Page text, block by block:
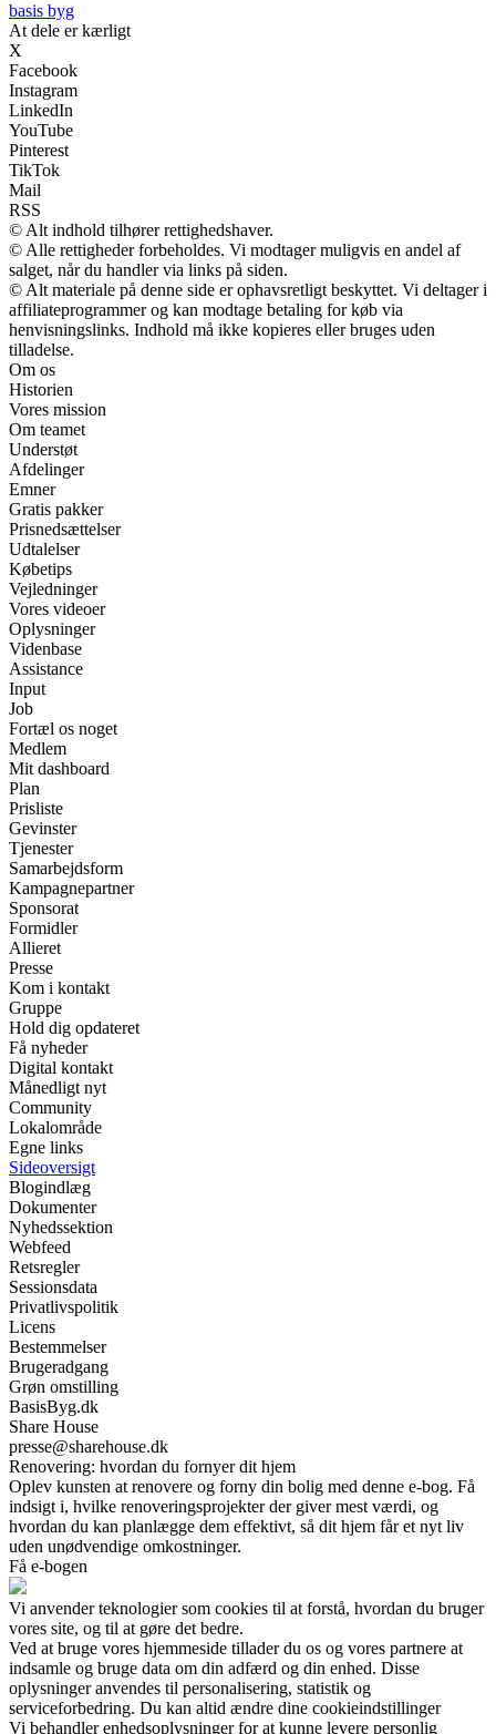
basis byg
At dele er kærligt
X
Facebook
Instagram
LinkedIn
YouTube
Pinterest
TikTok
Mail
RSS
© Alt indhold tilhører rettighedshaver.
© Alle rettigheder forbeholdes. Vi modtager muligvis en andel af
salget, når du handler via links på siden.
© Alt materiale på denne side er ophavsretligt beskyttet. Vi deltager i
affiliateprogrammer og kan modtage betaling for køb via
henvisningslinks. Indhold må ikke kopieres eller bruges uden
tilladelse.
Om os
Historien
Vores mission
Om teamet
Understøt
Afdelinger
Emner
Gratis pakker
Prisnedsættelser
Udtalelser
Købetips
Vejledninger
Vores videoer
Oplysninger
Videnbase
Assistance
Input
Job
Fortæl os noget
Medlem
Mit dashboard
Plan
Prisliste
Gevinster
Tjenester
Samarbejdsform
Kampagnepartner
Sponsorat
Formidler
Allieret
Presse
Kom i kontakt
Gruppe
Hold dig opdateret
Få nyheder
Digital kontakt
Månedligt nyt
Community
Lokalområde
Egne links
Sideoversigt
Blogindlæg
Dokumenter
Nyhedssektion
Webfeed
Retsregler
Sessionsdata
Privatlivspolitik
Licens
Bestemmelser
Brugeradgang
Grøn omstilling
BasisByg.dk
Share House
presse@sharehouse.dk
Renovering: hvordan du fornyer dit hjem
Oplev kunsten at renovere og forny din bolig med denne e-bog. Få
indsigt i, hvilke renoveringsprojekter der giver mest værdi, og
hvordan du kan planlægge dem effektivt, så dit hjem får et nyt liv
uden unødvendige omkostninger.
Få e-bogen
Vi anvender teknologier som cookies til at forstå, hvordan du bruger
vores site, og til at gøre det bedre.
Ved at bruge vores hjemmeside tillader du os og vores partnere at
indsamle og bruge data om din adfærd og din enhed. Disse
oplysninger anvendes til personalisering, statistik og
serviceforbedring. Du kan altid ændre dine cookieindstillinger
Vi behandler enhedsoplysninger for at kunne levere personlig